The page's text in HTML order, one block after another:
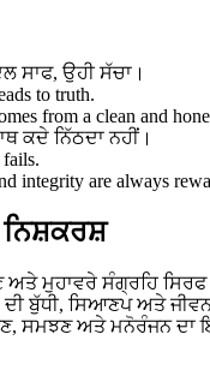
ਸਾਫ, ਉਹੀ ਸੱਚਾ।
to truth.
from a clean and
ਕਦੇ ਨਿੱਠਦਾ ਨਹੀਂ।
integrity are always
ਨਿਸ਼ਕਰਸ਼
ਅਤੇ ਮੁਹਾਵਰੇ ਸੰਗ੍ਰਹਿ ਸਿਰਫ
ਦੀ ਬੁੱਧੀ, ਸਿਆਣਪ ਅਤੇ
ਸਮਝਣ ਅਤੇ ਮਨੋਰੰਜਨ ਦਾ